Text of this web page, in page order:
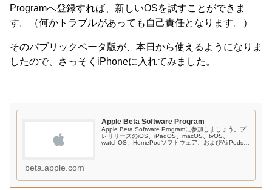
Programへ登録すれば、新しいOSを試すことができま
す。（何かトラブルがあっても自己責任となります。）
そのパブリックベータ版が、本日から使えるようになりま
したので、さっそくiPhoneに入れてみました。
Apple Beta Software Program
Apple Beta Software Programに参加しましょう。プ
レリリースのiOS、iPadOS、macOS、tvOS、
watchOS、HomePodソフトウェア、およびAirPodsフ
beta.apple.com